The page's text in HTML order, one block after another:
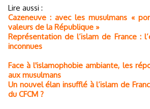
Lire aussi :
Cazeneuve : avec les musulmans «
valeurs de la République »
Représentation de l’islam de France :
inconnues
Face à l'islamophobie ambiante, les
aux musulmans
Un nouvel élan insufflé à l’islam de
du CFCM ?